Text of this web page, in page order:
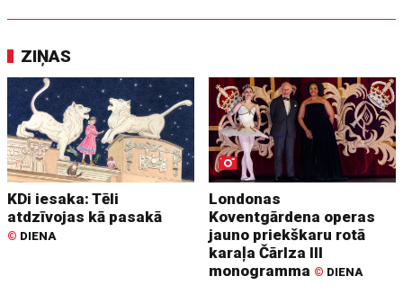
ZIŅAS
KDi iesaka: Tēli
atdzīvojas kā pasakā
© DIENA
Londonas
Koventgārdena operas
jauno priekškaru rotā
karaļa Čārlza III
monogramma © DIENA